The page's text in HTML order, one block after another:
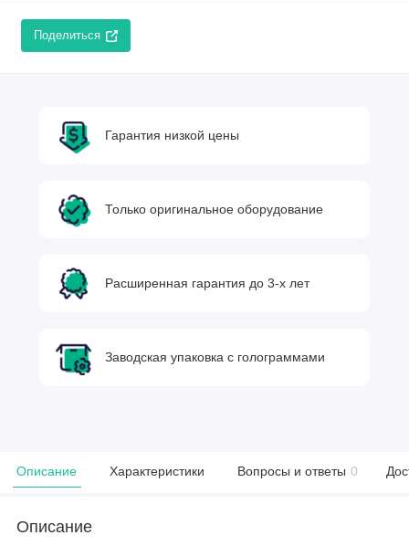
Поделиться
Гарантия низкой цены
Только оригинальное оборудование
Расширенная гарантия до 3-х лет
Заводская упаковка с голограммами
Описание Характеристики Вопросы и ответы 0
Описание